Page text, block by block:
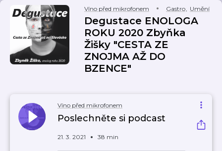
Víno před mikrofonem Gastro, Umění
Degustace ENOLOGA
ROKU 2020 Zbyňka
Žišky "CESTA ZE
ZNOJMA AŽ DO
BZENCE"
Víno před mikrofonem
Poslechněte si podcast
21. 3. 2021 38 min